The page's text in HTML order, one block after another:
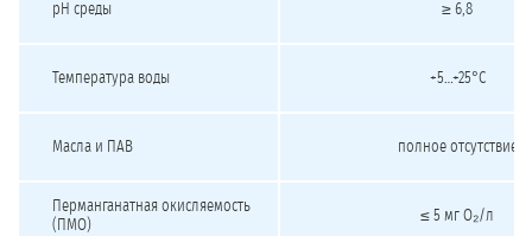
pH среды ≥ 6,8
Температура воды +5…+25°C
Масла и ПАВ полное отсутствие
Перманганатная окисляемость
(ПМО)
≤ 5 мг O₂/л